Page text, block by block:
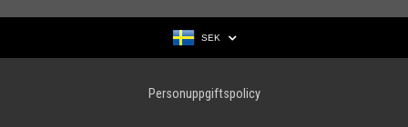
SEK
Personuppgiftspolicy